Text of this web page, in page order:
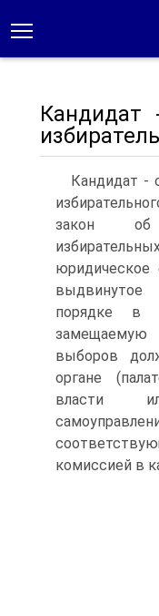
Кандидат
Кандидат -
закон об
юридическое
выдвинутое
порядке в
выборов
органе
власти
комиссией в